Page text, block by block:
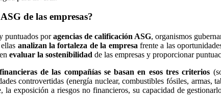
de las empresas?
puntuados poragencias de calificación ASG, organismos
analizan la fortaleza de la empresa frente a las
evaluar la sostenibilidad de las empresas y proporcionar
de las compañías se basan en esos tres criterios
controvertidas (energía nuclear, combustibles fósiles,
la exposición a riesgos no financieros, su capacidad de